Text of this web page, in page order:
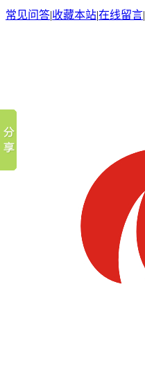
常见问答|收藏本站|在线留言|